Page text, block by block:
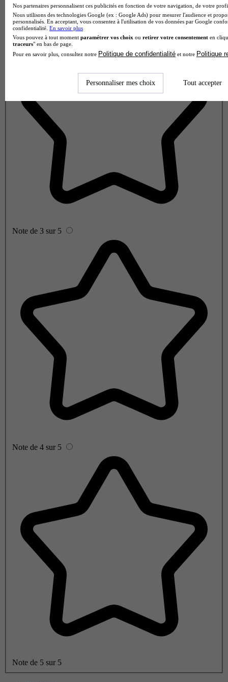
Note de 2 sur 5
Note de 3 sur 5
Note de 4 sur 5
Note de 5 sur 5
Nos partenaires personnalisent ces publicités en fonction de votre navigation, de votre
Nous utilisons des technologies Google (ex : Google Ads) pour mesurer l'audience et
personnalisés. En acceptant, vous consentez à l'utilisation de vos données par Google
confidentialité. En savoir plus
Vous pouvez à tout moment paramétrer vos choix ou retirer votre consentement en
traceurs" en bas de page.
Pour en savoir plus, consultez notre Politique de confidentialité et notre Politique
Personnaliser mes choix Tout accepter